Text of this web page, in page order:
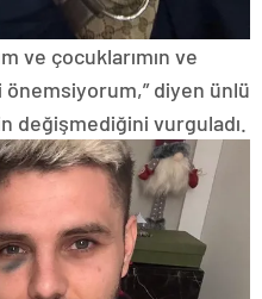
ve çocuklarımın ve
diyen ünlü
değişmediğini vurguladı.